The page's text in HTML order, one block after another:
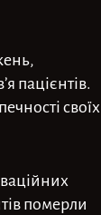
пацієнтів.
своїх
померли